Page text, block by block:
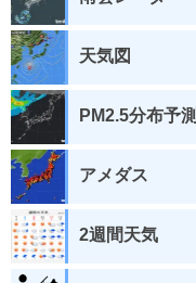
天気図
PM2.5分布予測
アメダス
2週間天気